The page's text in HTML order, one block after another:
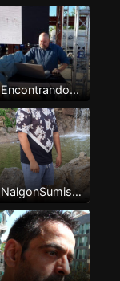
Encontrando...
NalgonSumisoTenerife